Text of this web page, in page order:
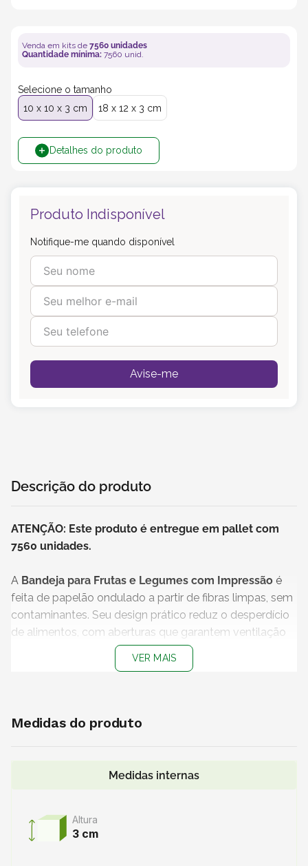
Venda em kits de 7560 unidades
Quantidade mínima: 7560 unid.
Selecione o tamanho
10 x 10 x 3 cm
18 x 12 x 3 cm
Detalhes do produto
Produto Indisponível
Notifique-me quando disponível
Avise-me
Descrição do produto
ATENÇÃO: Este produto é entregue em pallet com
7560 unidades.
A Bandeja para Frutas e Legumes com Impressão é
feita de papelão ondulado a partir de fibras limpas, sem
contaminantes. Seu design prático reduz o desperdício
de alimentos, com aberturas que garantem ventilação
para conservar a mercadoria.
- Certifique-se de que há espaço suficiente para receber
- Tenha disponíveis equipamentos como paleteiras ou
minimizar o risco de acidentes.
- Utilize luvas e outros equipamentos de proteção
VER MAIS
Medidas do produto
Medidas internas
Altura
3 cm
10